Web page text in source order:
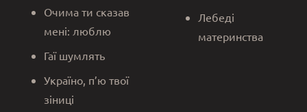
Очима ти сказав
мені: люблю
Гаї шумлять
Україно, п’ю твої
зіниці
Лебеді
материнства